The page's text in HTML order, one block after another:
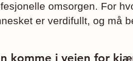
omsorgen. For
er verdifullt, og må
komme i veien for